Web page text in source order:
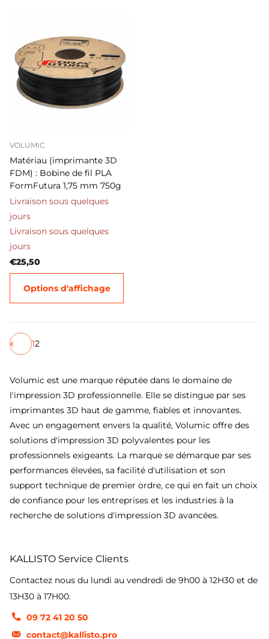
VOLUMIC
Matériau (imprimante 3D
FDM) : Bobine de fil PLA
FormFutura 1,75 mm 750g
Livraison sous quelques
jours
Livraison sous quelques
jours
€25,50
Options d'affichage
12
Volumic est une marque réputée dans le domaine de
l'impression 3D professionnelle. Elle se distingue par ses
imprimantes 3D haut de gamme, fiables et innovantes.
Avec un engagement envers la qualité, Volumic offre des
solutions d'impression 3D polyvalentes pour les
professionnels exigeants. La marque se démarque par ses
performances élevées, sa facilité d'utilisation et son
support technique de premier ordre, ce qui en fait un choix
de confiance pour les entreprises et les industries à la
recherche de solutions d'impression 3D avancées.
KALLISTO Service Clients
Contactez nous du lundi au vendredi de 9h00 à 12H30 et de
13H30 à 17H00.
09 72 41 20 50
contact@kallisto.pro